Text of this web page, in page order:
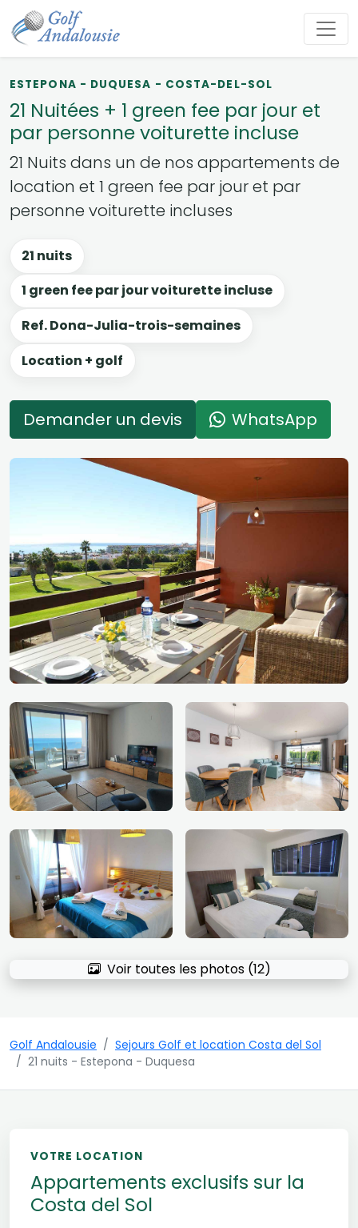
ESTEPONA - DUQUESA - COSTA-DEL-SOL
21 Nuitées + 1 green fee par jour et
par personne voiturette incluse
21 Nuits dans un de nos appartements de
location et 1 green fee par jour et par
personne voiturette incluses
21 nuits
1 green fee par jour voiturette incluse
Ref. Dona-Julia-trois-semaines
Location + golf
Demander un devis WhatsApp
Voir toutes les photos (12)
Golf Andalousie
Sejours Golf et location Costa del Sol
21 nuits - Estepona - Duquesa
VOTRE LOCATION
Appartements exclusifs sur la
Costa del Sol